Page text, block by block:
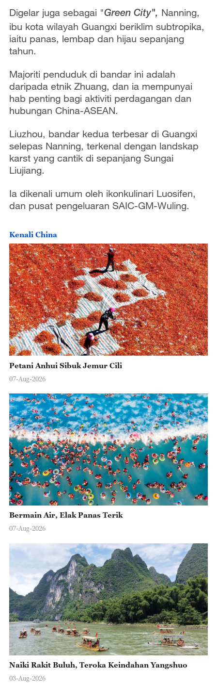
e
o
Digelar juga sebagai "Green City", Nanning,
ibu kota wilayah Guangxi beriklim subtropika,
iaitu panas, lembap dan hijau sepanjang
tahun.
Majoriti penduduk di bandar ini adalah
daripada etnik Zhuang, dan ia mempunyai
hab penting bagi aktiviti perdagangan dan
hubungan China-ASEAN.
Liuzhou, bandar kedua terbesar di Guangxi
selepas Nanning, terkenal dengan landskap
karst yang cantik di sepanjang Sungai
Liujiang.
Ia dikenali umum oleh ikonkulinari Luosifen,
dan pusat pengeluaran SAIC-GM-Wuling.
Kenali China
Petani Anhui Sibuk Jemur Cili
07-Aug-2026
Bermain Air, Elak Panas Terik
07-Aug-2026
Naiki Rakit Buluh, Teroka Keindahan Yangshuo
03-Aug-2026